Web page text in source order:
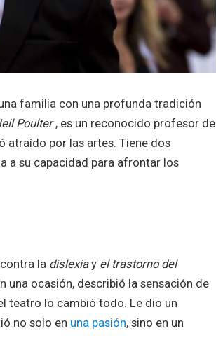
familia con una profunda tradición
Poulter, es un reconocido profesor de
atraído por las artes. Tiene dos
a su capacidad para afrontar los
la dislexiay el trastorno del
una ocasión, describió la sensación de
teatro lo cambió todo. Le dio un
no solo en una pasión, sino en un